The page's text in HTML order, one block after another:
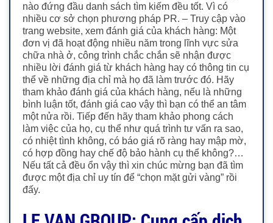
nào đứng đầu danh sách tìm kiếm đều tốt. Vì có
nhiều cơ sở chọn phương pháp PR. – Truy cập vào
trang website, xem đánh giá của khách hàng: Một
đơn vị đã hoạt động nhiều năm trong lĩnh vực sửa
chữa nhà ở, công trình chắc chắn sẽ nhận được
nhiều lời đánh giá từ khách hàng hay có thông tin cụ
thể về những địa chỉ mà họ đã làm trước đó. Hãy
tham khảo đánh giá của khách hàng, nếu là những
bình luận tốt, đánh giá cao vậy thì bạn có thể an tâm
một nửa rồi. Tiếp đến hãy tham khảo phong cách
làm việc của họ, cụ thể như quá trình tư vấn ra sao,
có nhiệt tình không, có báo giá rõ ràng hay mập mờ,
có hợp đồng hay chế độ bảo hành cụ thể không?…
Nếu tất cả đều ổn vậy thì xin chúc mừng bạn đã tìm
được một địa chỉ uy tín để “chọn mặt gửi vàng” rồi
đấy.